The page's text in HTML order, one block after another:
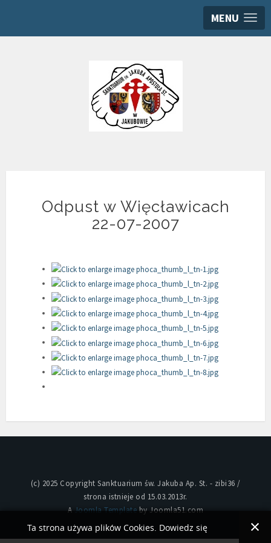
MENU
Odpust w Więcławicach
22-07-2007
(c) 2025 Copyright Sanktuarium św. Jakuba Ap. St. - zibi36 /
strona istnieje od 15.03.2013r.
A Joomla Template by Joomla51.com
Ta strona używa plików Cookies. Dowiedz się